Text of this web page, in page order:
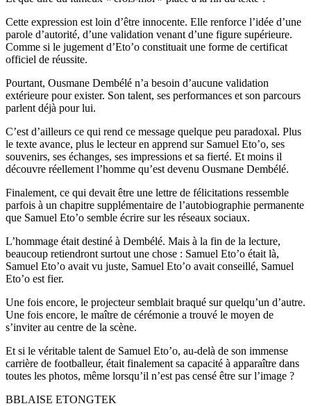
Cette expression est loin d’être innocente. Elle renforce l’idée d’une
parole d’autorité, d’une validation venant d’une figure supérieure.
Comme si le jugement d’Eto’o constituait une forme de certificat
officiel de réussite.
Pourtant, Ousmane Dembélé n’a besoin d’aucune validation
extérieure pour exister. Son talent, ses performances et son parcours
parlent déjà pour lui.
C’est d’ailleurs ce qui rend ce message quelque peu paradoxal. Plus
le texte avance, plus le lecteur en apprend sur Samuel Eto’o, ses
souvenirs, ses échanges, ses impressions et sa fierté. Et moins il
découvre réellement l’homme qu’est devenu Ousmane Dembélé.
Finalement, ce qui devait être une lettre de félicitations ressemble
parfois à un chapitre supplémentaire de l’autobiographie permanente
que Samuel Eto’o semble écrire sur les réseaux sociaux.
L’hommage était destiné à Dembélé. Mais à la fin de la lecture,
beaucoup retiendront surtout une chose : Samuel Eto’o était là,
Samuel Eto’o avait vu juste, Samuel Eto’o avait conseillé, Samuel
Eto’o est fier.
Une fois encore, le projecteur semblait braqué sur quelqu’un d’autre.
Une fois encore, le maître de cérémonie a trouvé le moyen de
s’inviter au centre de la scène.
Et si le véritable talent de Samuel Eto’o, au-delà de son immense
carrière de footballeur, était finalement sa capacité à apparaître dans
toutes les photos, même lorsqu’il n’est pas censé être sur l’image ?
BBLAISE ETONGTEK